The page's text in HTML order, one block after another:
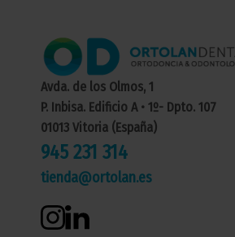
Avda. de los Olmos, 1
P. Inbisa. Edificio A • 1º- Dpto. 107
01013 Vitoria (España)
945 231 314
tienda@ortolan.es